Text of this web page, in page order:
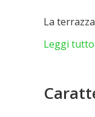
La
Leggi tutto